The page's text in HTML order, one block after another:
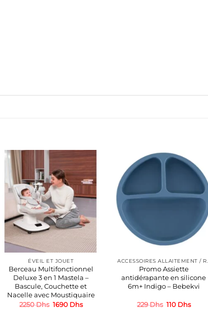
ÉVEIL ET JOUET
Berceau Multifonctionnel
Deluxe 3 en 1 Mastela –
Bascule, Couchette et
Nacelle avec Moustiquaire
2250Dhs Le
1690 DhsLe
Promo Assiette
antidérapante en silicone
6m+ Indigo – Bebekvi
229Dhs Le
110 DhsLe